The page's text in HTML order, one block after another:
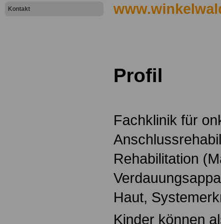
Kontakt
Profil
Fachklinik für
Rehabilitation
Haut,
Kinder können